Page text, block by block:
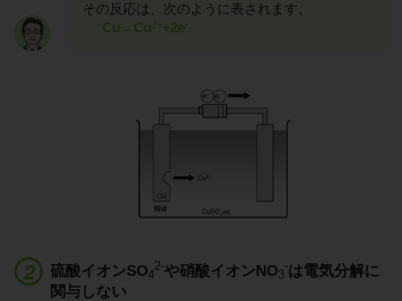
その反応は、次のように表されます。
Cu→Cu2++2e-
硫酸イオンSO4
2-や硝酸イオンNO3
-は電気分解に
関与しない